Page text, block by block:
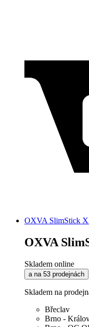
OXVA SlimStick X
OXVA
Skladem online
a na 53 prodejnách
Skladem na
Břeclav
Brno -